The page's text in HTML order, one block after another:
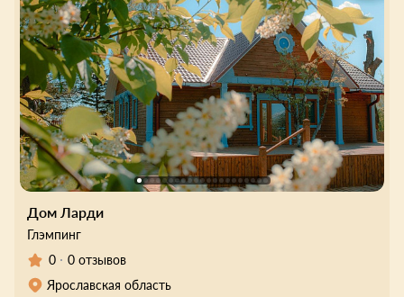
Дом Ларди
Глэмпинг
0
0 отзывов
Ярославская область